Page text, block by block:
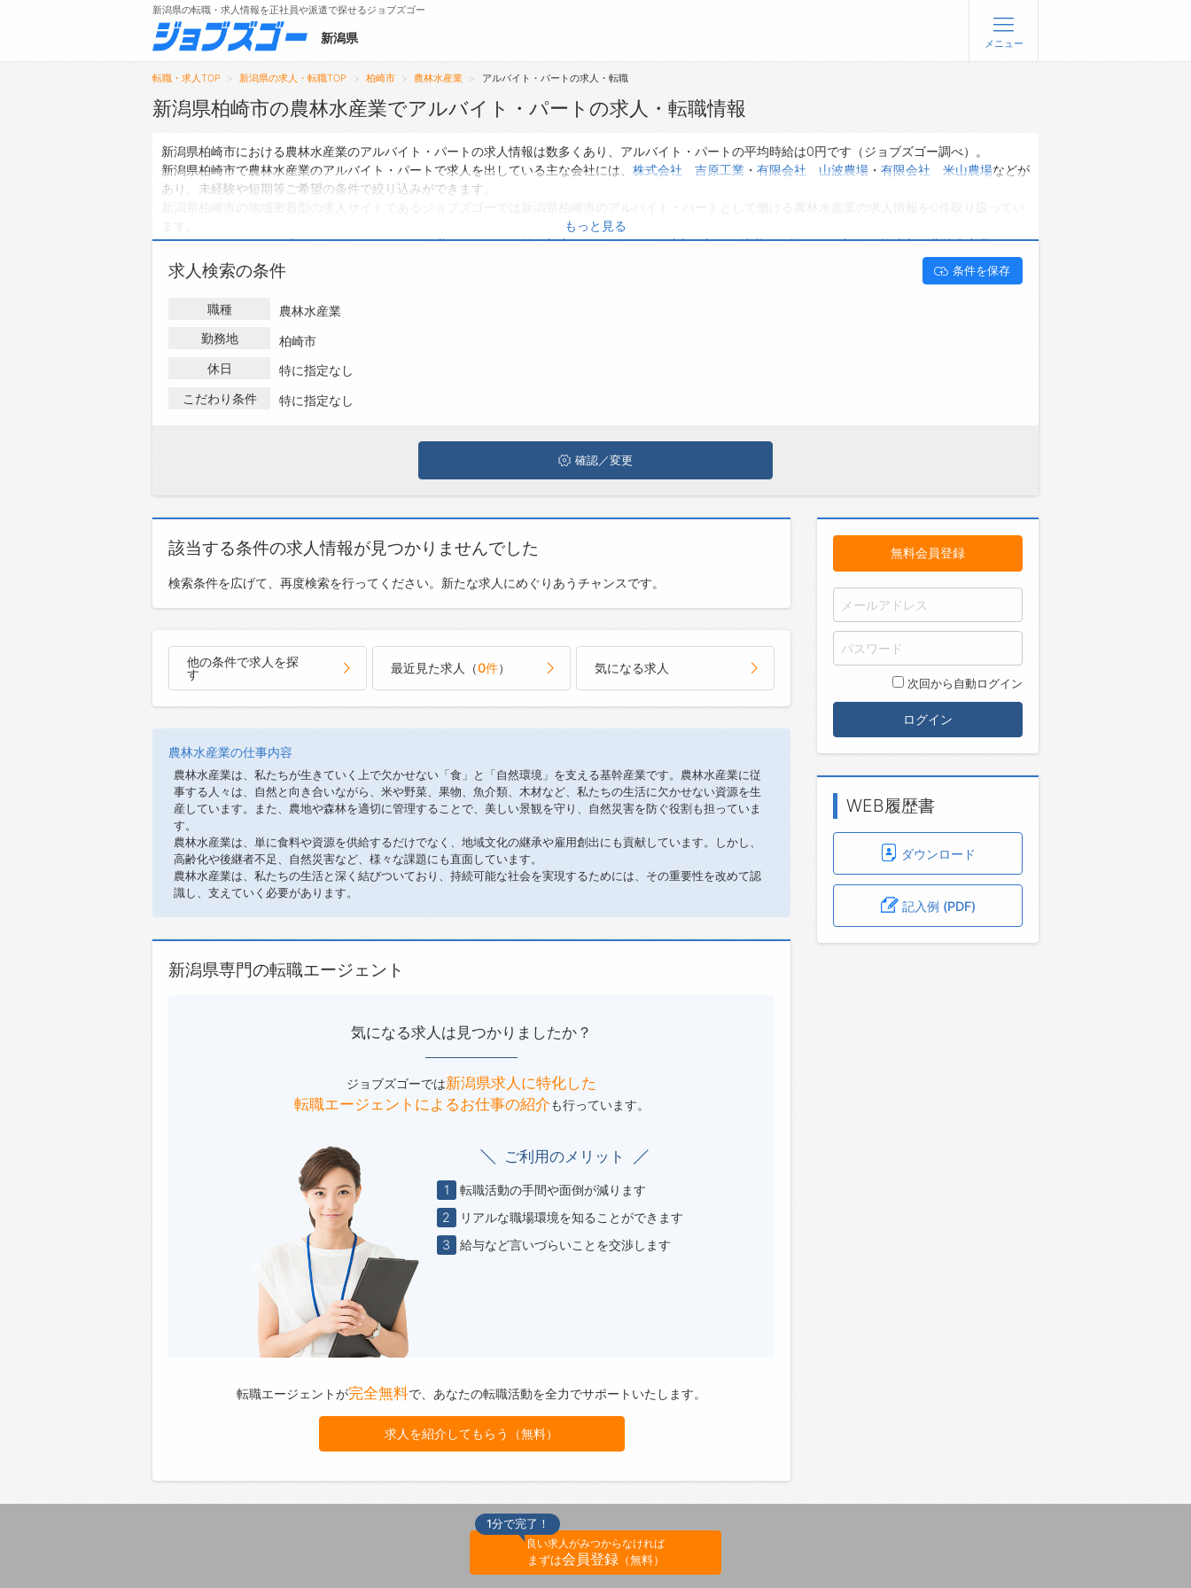
無料会員登録
メニュー
トップ
転職支援サービスについて
転職ノウハウ(応募書類の書き方・面接対策な
転職・採用コラム
ジョブズゴーについて
新潟県の転職・求人情報を正社員や派遣で探せるジョブズゴー
新潟県 メニュー
転職・求人TOP 新潟県の求人・転職TOP 柏崎市 農林水産業 アルバイト・パートの求人・転職
新潟県柏崎市の農林水産業でアルバイト・パートの求人・転職情報
新潟県柏崎市における農林水産業のアルバイト・パートの求人情報は数多くあり、アルバイト・パートの平均時給は0円です（ジョブズゴー調べ）。
新潟県柏崎市で農林水産業のアルバイト・パートで求人を出している主な会社には、 株式会社 吉原工業 ・ 有限会社 山波農場 ・ 有限会社 米山農場などが
あり、未経験や短期等ご希望の条件で絞り込みができます。
ハローワークにはない求人も多数扱っており、転職だけでなく、第二新卒から50代・60代以上の方の再就職も可能です。 新潟県柏崎市で農林水産業のアル
バイト・パートの求人・転職情報を探している方は、ぜひ興味のある職種に応募してみてくださいね。
もっと見る
求人検索の条件 条件を保存
職種
農林水産業
勤務地
柏崎市
休日
特に指定なし
こだわり条件
特に指定なし
確認／変更
該当する条件の求人情報が見つかりませんでした
検索条件を広げて、再度検索を行ってください。新たな求人にめぐりあうチャンスです。
他の条件で求人を探
す
最近見た求人（0件） 気になる求人
農林水産業の仕事内容
農林水産業は、私たちが生きていく上で欠かせない「食」と「自然環境」を支える基幹産業です。農林水産業に従
事する人々は、自然と向き合いながら、米や野菜、果物、魚介類、木材など、私たちの生活に欠かせない資源を生
産しています。また、農地や森林を適切に管理することで、美しい景観を守り、自然災害を防ぐ役割も担っていま
す。
農林水産業は、単に食料や資源を供給するだけでなく、地域文化の継承や雇用創出にも貢献しています。しかし、
高齢化や後継者不足、自然災害など、様々な課題にも直面しています。
農林水産業は、私たちの生活と深く結びついており、持続可能な社会を実現するためには、その重要性を改めて認
識し、支えていく必要があります。
新潟県専門の転職エージェント
気になる求人は見つかりましたか？
ジョブズゴーでは新潟県求人に特化した
転職エージェントによるお仕事の紹介も行っています。
ご利用のメリット
1
転職活動の手間や面倒が減ります
2
リアルな職場環境を知ることができます
3
給与など言いづらいことを交渉します
転職エージェントが完全無料で、 あなたの転職活動を全力でサポートいたします。
求人を紹介してもらう（無料）
無料会員登録
次回から自動ログイン
ログイン
WEB履歴書
ダウンロード
記入例 (PDF)
1分で完了！
良い求人がみつからなければ
まずは会員登録（無料）